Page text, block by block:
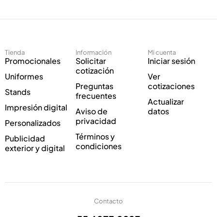
c
l
e
t
r
n
i
o
c
n
i
c
o
*
Tienda
Promocionales
Uniformes
Stands
Impresión digital
Personalizados
Publicidad
exterior y digital
Información
Solicitar
cotización
Preguntas
frecuentes
Aviso de
privacidad
Términos y
condiciones
Mi cuenta
Iniciar sesión
Ver
cotizaciones
Actualizar
datos
Contacto